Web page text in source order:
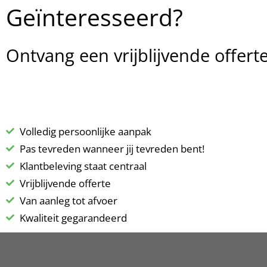
Geïnteresseerd?
Ontvang een vrijblijvende
Volledig persoonlijke aanpak
Pas tevreden wanneer jij tevreden bent!
Klantbeleving staat centraal
Vrijblijvende offerte
Van aanleg tot afvoer
Kwaliteit gegarandeerd